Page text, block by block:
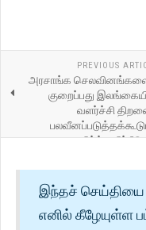
PREVIOUS
அரசாங்க
குறைப்பது
வளர்ச்சி
ஃபிட்ச்
இந்தச் செய்தியை
எனில் கீழேயுள்ள